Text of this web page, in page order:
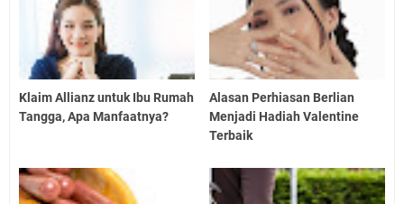
Klaim Allianz untuk Ibu Rumah
Tangga, Apa Manfaatnya?
Alasan Perhiasan Berlian
Menjadi Hadiah Valentine
Terbaik